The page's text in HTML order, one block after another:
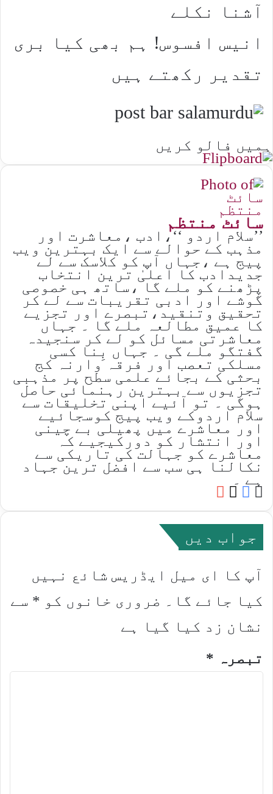
آشنا نکلے
انیس افسوس! ہم بھی کیا بری
تقدیر رکھتے ہیں
ہمیں فالو کریں
سائٹ منتظم
’’سلام اردو ‘‘،ادب ،معاشرت اور
مذہب کے حوالے سے ایک بہترین ویب
پیج ہے ،جہاں آپ کو کلاسک سے لے
جدیدادب کا اعلیٰ ترین انتخاب
پڑھنے کو ملے گا ،ساتھ ہی خصوصی
گوشے اور ادبی تقریبات سے لے کر
تحقیق وتنقید،تبصرے اور تجزیے
کا عمیق مطالعہ ملے گا ۔ جہاں
معاشرتی مسائل کو لے کر سنجیدہ
گفتگو ملے گی ۔ جہاں بِنا کسی
مسلکی تعصب اور فرقہ وارنہ کج
بحثی کے بجائے علمی سطح پر مذہبی
تجزیوں سے بہترین رہنمائی حاصل
ہوگی ۔ تو آئیے اپنی تخلیقات سے
سلام اردوکے ویب پیج کوسجائیے
اور معاشرے میں پھیلی بے چینی
اور انتشار کو دورکیجیے کہ
معاشرے کو جہالت کی تاریکی سے
نکالنا ہی سب سے افضل ترین جہاد
ہے ۔
Website
Facebook
X
جواب دیں
آپ کا ای میل ایڈریس شائع نہیں
کیا جائے گا۔
ضروری خانوں کو * سے
نشان زد کیا گیا ہے
تبصرہ *